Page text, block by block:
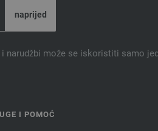
narudžbi može se iskoristiti samo
I POMOĆ